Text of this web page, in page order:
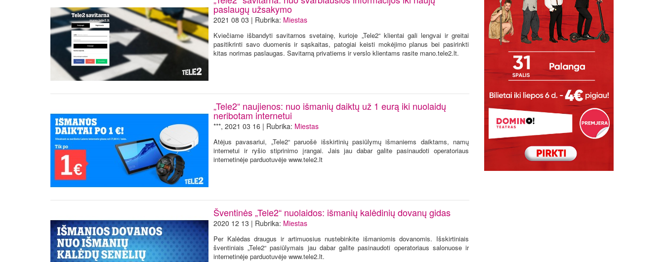
paslaugų užsakymo
2021 08 03 | Rubrika: Miestas
Kviečiame išbandyti savitarnos svetainę, kurioje „Tele2“ klientai gali lengvai ir greitai
pasitikrinti savo duomenis ir sąskaitas, patogiai keisti mokėjimo planus bei pasirinkti
kitas norimas paslaugas. Savitarną privatiems ir verslo klientams rasite mano.tele2.lt.
„Tele2“ naujienos: nuo išmanių daiktų už 1 eurą iki nuolaidų
neribotam internetui
***, 2021 03 16 | Rubrika: Miestas
Atėjus pavasariui, „Tele2“ paruošė išskirtinių pasiūlymų išmaniems daiktams, namų
internetui ir ryšio stiprinimo įrangai. Jais jau dabar galite pasinaudoti operatoriaus
internetinėje parduotuvėje www.tele2.lt
Šventinės „Tele2“ nuolaidos: išmanių kalėdinių dovanų gidas
2020 12 13 | Rubrika: Miestas
Per Kalėdas draugus ir artimuosius nustebinkite išmaniomis dovanomis. Išskirtiniais
šventiniais „Tele2“ pasiūlymais jau dabar galite pasinaudoti operatoriaus salonuose ir
internetinėje parduotuvėje www.tele2.lt.